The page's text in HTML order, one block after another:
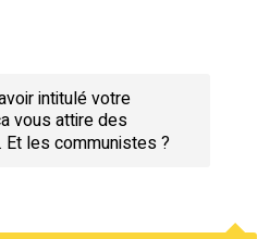
intitulé votre
vous attire des
les communistes ?